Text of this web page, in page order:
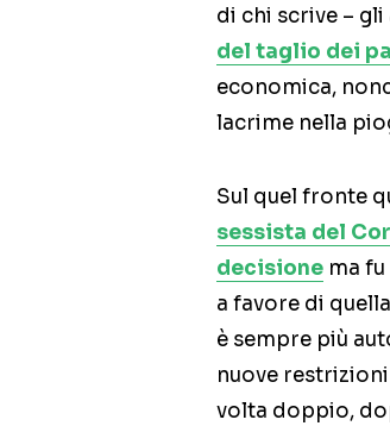
di chi scrive –
del taglio dei
economica,
lacrime nella
Sul quel fronte
sessista del
decisione ma
a favore di
è sempre più
nuove
volta doppio,